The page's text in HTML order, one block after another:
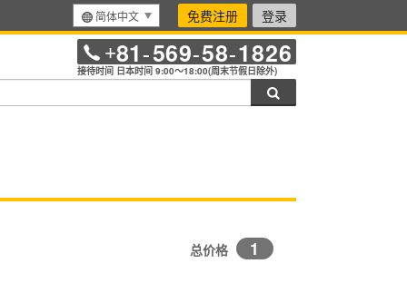
简体中文 免费注册 登录
+81-569-58-1826
接待时间 日本时间 9:00～18:00(周末节假日除外)
总价格 1